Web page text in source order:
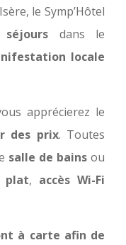
le Symp’Hôtel
séjours dans le
locale
apprécierez le
des prix. Toutes
salle de bains ou
plat, accès Wi-Fi
à carte afin de